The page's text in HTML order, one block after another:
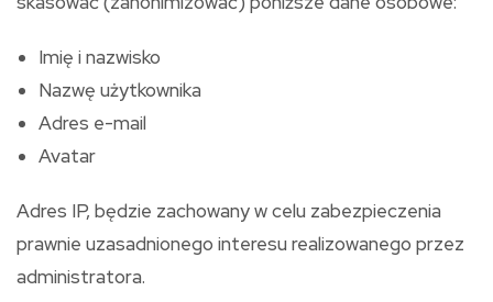
Imię i nazwisko
Nazwę użytkownika
Adres e-mail
Avatar
Adres IP, będzie zachowany w celu zabezpieczenia
prawnie uzasadnionego interesu realizowanego przez
administratora.